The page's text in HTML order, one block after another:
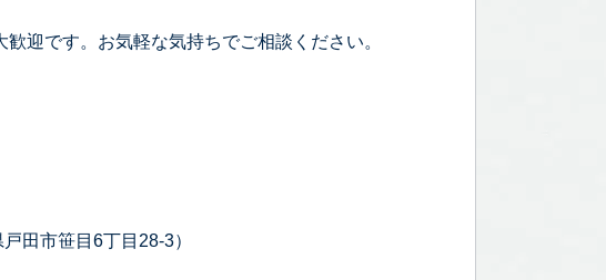
迎です。お気軽な気持ちでご相談ください。
田市笹目6丁目28-3）